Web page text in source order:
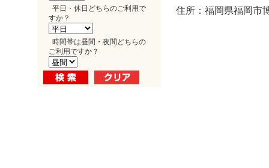
平日・休日どちらのご利用で
すか？
時間帯は昼間・夜間どちらの
ご利用ですか？
住所：福岡県福岡市